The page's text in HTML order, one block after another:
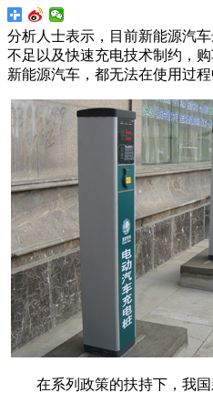
分析人士表示，目前新能源汽
不足以及快速充电技术制约，
新能源汽车，都无法在使用过程
在系列政策的扶持下，我国